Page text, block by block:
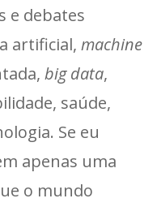
e debates
artificial, machine
big data,
saúde,
Se eu
apenas uma
o mundo